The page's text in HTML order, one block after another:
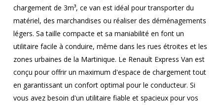
chargement de 3m³, ce van est idéal pour transporter du
matériel, des marchandises ou réaliser des déménagements
légers. Sa taille compacte et sa maniabilité en font un
utilitaire facile à conduire, même dans les rues étroites et les
zones urbaines de la Martinique. Le Renault Express Van est
conçu pour offrir un maximum d'espace de chargement tout
en garantissant un confort optimal pour le conducteur. Si
vous avez besoin d'un utilitaire fiable et spacieux pour vos